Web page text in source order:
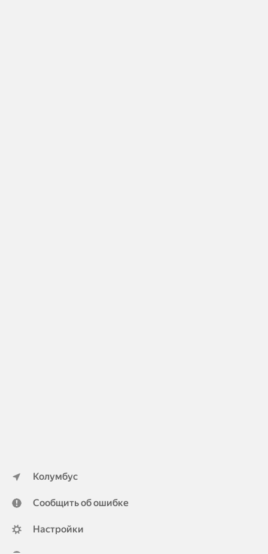
Колумбус
Сообщить об ошибке
Настройки